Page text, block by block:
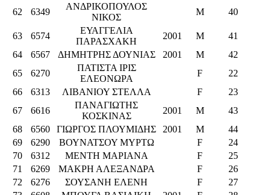
62 6349
ΑΝΔΡΙΚΟΠΟΥΛΟΣ
ΝΙΚΟΣ
M 40
63 6574
ΕΥΑΓΓΕΛΙΑ
ΠΑΡΑΣΧΑΚΗ
2001 M
41
64
6567 ΔΗΜΗΤΡΗΣ ΔΟΥΝΙΑΣ 2001 M
42
65
6270
ΠΑΤΙΣΤΑ ΙΡΙΣ
ΕΛΕΟΝΩΡΑ
F
22
66
6313 ΛΙΒΑΝΙΟΥ ΣΤΕΛΛΑ F
23
67
6616
ΠΑΝΑΓΙΩΤΗΣ
ΚΟΣΚΙΝΑΣ
2001 M
43
68
6560 ΓΙΩΡΓΟΣ ΠΛΟΥΜΙΔΗΣ 2001 M
44
69
6290 ΒΟΥΝΑΤΣΟΥ ΜΥΡΤΩ F
24
70
6312 ΜΕΝΤΗ ΜΑΡΙΑΝΑ F
25
71
6269 ΜΑΚΡΗ ΑΛΕΞΑΝΔΡΑ F
26
72
6276 ΣΟΥΣΑΝΗ ΕΛΕΝΗ F
27